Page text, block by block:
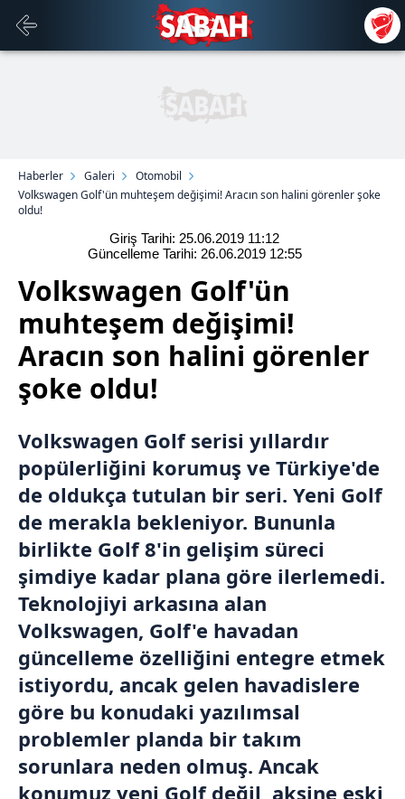
Haberler Galeri
Otomobil
Volkswagen Golf'ün muhteşem değişimi! Aracın son halini görenler şoke
oldu!
Giriş Tarihi: 25.06.2019 11:12
Güncelleme Tarihi: 26.06.2019 12:55
Volkswagen Golf'ün
muhteşem değişimi!
Aracın son halini görenler
şoke oldu!
Volkswagen Golf serisi yıllardır
popülerliğini korumuş ve Türkiye'de
de oldukça tutulan bir seri. Yeni Golf
de merakla bekleniyor. Bununla
birlikte Golf 8'in gelişim süreci
şimdiye kadar plana göre ilerlemedi.
Teknolojiyi arkasına alan
Volkswagen, Golf'e havadan
güncelleme özelliğini entegre etmek
istiyordu, ancak gelen havadislere
göre bu konudaki yazılımsal
problemler planda bir takım
sorunlara neden olmuş. Ancak
konumuz yeni Golf değil, aksine eski